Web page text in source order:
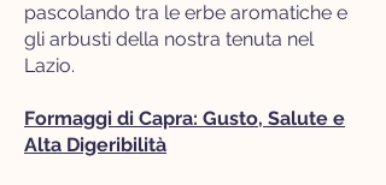
pascolando tra le erbe aromatiche e
gli arbusti della nostra tenuta nel
Lazio.​​​
Formaggi di Capra: Gusto, Salute e
Alta Digeribilità